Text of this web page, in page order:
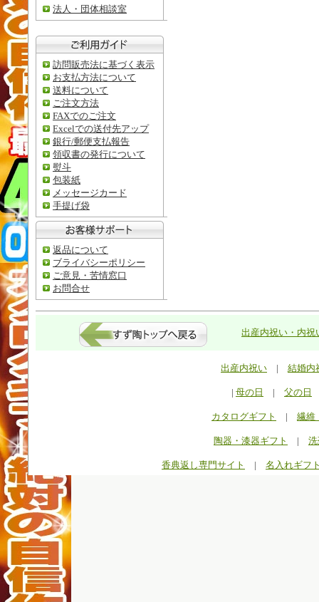
法人・団体相談室
訪問販売法に基づく表示
お支払方法について
送料について
ご注文方法
FAXでのご注文
Excelでの送付先アップ
銀行/郵便支払報告
領収書の発行について
熨斗
包装紙
メッセージカード
手提げ袋
返品について
ブライバシーポリシー
ご意見・苦情窓口
お問合せ
出産内祝い・内祝
出産内祝い | 結婚内
| 母の日 | 父の日
カタログギフト | 繊維
陶器・漆器ギフト |
香典返し専門サイト | 名入れギフ